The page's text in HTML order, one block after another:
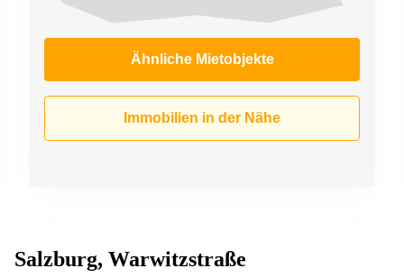
Ähnliche Mietobjekte
Immobilien in der Nähe
Salzburg, Warwitzstraße